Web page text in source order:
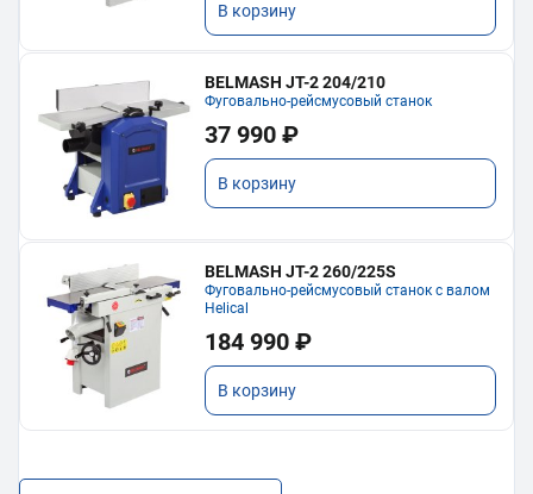
В корзину
BELMASH JT-2 204/210
Фуговально-рейсмусовый станок
37 990 ₽
В корзину
BELMASH JT-2 260/225S
Фуговально-рейсмусовый станок с валом
Helical
184 990 ₽
В корзину